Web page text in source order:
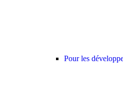
Pour les